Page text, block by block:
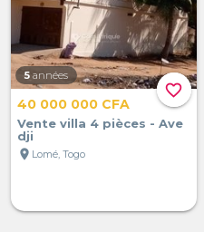
favorite_border
5 années
40 000 000 CFA
Vente villa 4 pièces - Ave
dji
location_on Lomé, Togo